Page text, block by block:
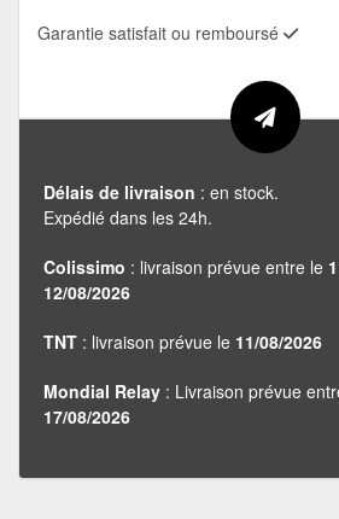
Garantie satisfait ou remboursé
Délais de livraison : en stock.
Expédié dans les 24h.
Colissimo : livraison prévue entre le
12/08/2026
TNT : livraison prévue le 11/08/2026
Mondial Relay : Livraison prévue
17/08/2026